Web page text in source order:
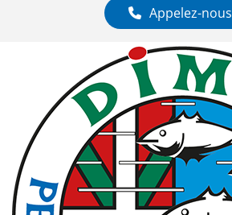
Appelez-nous